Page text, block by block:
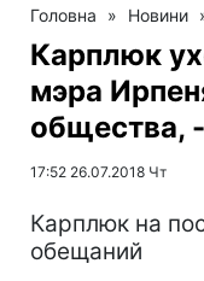
Головна » Новини
Карплюк
мэра
общества,
17:52 26.07.2018 Чт
Карплюк на
обещаний